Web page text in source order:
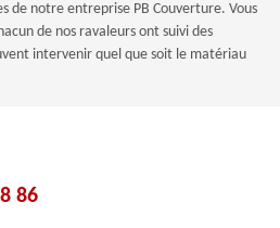
de notre entreprise PB Couverture. Vous
de nos ravaleurs ont suivi des
intervenir quel que soit le matériau
86